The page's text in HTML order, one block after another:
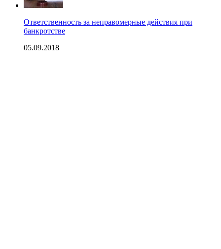
Ответственность за неправомерные действия при
банкротстве
05.09.2018